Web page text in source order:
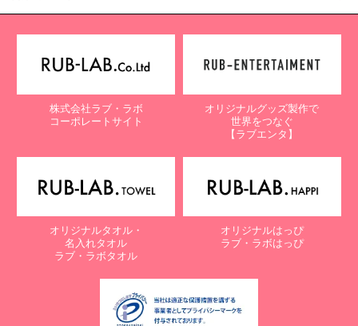
株式会社ラブ・ラボ
コーポレートサイト
オリジナルグッズ製作で
世界をつなぐ
【ラブエンタ】
オリジナルタオル・
名入れタオル
ラブ・ラボタオル
オリジナルはっぴ
ラブ・ラボはっぴ